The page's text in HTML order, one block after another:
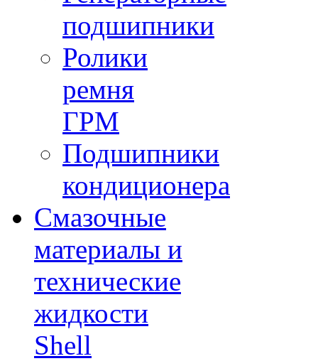
подшипники
Ролики
ремня
ГРМ
Подшипники
кондиционера
Смазочные
материалы и
технические
жидкости
Shell